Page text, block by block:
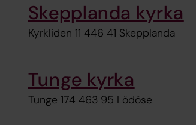
Skepplanda kyrka
Kyrkliden 11 446 41 Skepplanda
Tunge kyrka
Tunge 174 463 95 Lödöse